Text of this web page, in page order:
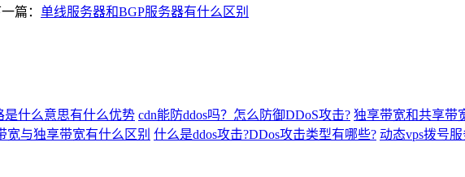
篇： 单线服务器和BGP服务器有什么区别
是什么意思有什么优势 cdn能防ddos吗？怎么防御DDoS攻击? 独享带宽和共享带
宽与独享带宽有什么区别 什么是ddos攻击?DDos攻击类型有哪些? 动态vps拨号